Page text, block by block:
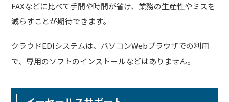
FAXなどに比べて手間や時間が省け、業務の生産性やミスを
減らすことが期待できます。
クラウドEDIシステムは、パソコンWebブラウザでの利用
で、専用のソフトのインストールなどはありません。